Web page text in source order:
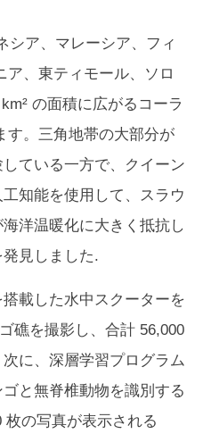
シア、マレーシア、フィ
ア、東ティモール、ソロ
の面積に広がるコーラ
す。三角地帯の大部分が
ている一方で、クイーン
知能を使用して、スラウ
洋温暖化に大きく抵抗し
見しました.
載した水中スクーターを
礁を撮影し、合計 56,000
に、深層学習プログラム
と無脊椎動物を識別する
枚の写真が表示される